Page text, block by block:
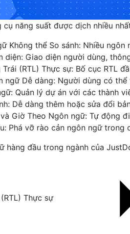
năng suất được dịch nhiều
Không thể So sánh: Nhiều
diện: Giao diện người dùng,
(RTL) Thực sự: Bố cục RTL
ngữ Dễ dàng: Người dùng có
Quản lý dự án với các thành
Dễ dàng thêm hoặc sửa đổi
Giờ Theo Ngôn ngữ: Tự động
Phá vỡ rào cản ngôn ngữ trong
hàng đầu trong ngành của
Thực sự